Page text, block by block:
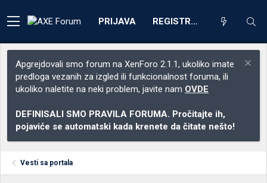
PRIJAVA REGISTRACIJA
Apgrejdovali smo forum na XenForo 2.1.1, ukoliko imate
predloga vezanih za izgled ili funkcionalnost foruma, ili
ukoliko naletite na neki problem, javite nam OVDE
DEFINISALI SMO PRAVILA FORUMA. Pročitajte ih,
pojaviće se automatski kada krenete da čitate nešto!
Vesti sa portala